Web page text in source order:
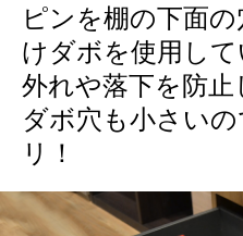
ピンを棚の下面
けダボを使用し
外れや落下を防止
ダボ穴も小さい
リ！